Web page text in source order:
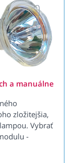
a manuálne
zložitejšia,
Vybrať
-